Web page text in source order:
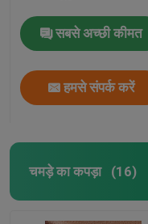
सबसे अच्छी कीमत
हमसे संपर्क करें
चमड़े का कपड़ा (16)